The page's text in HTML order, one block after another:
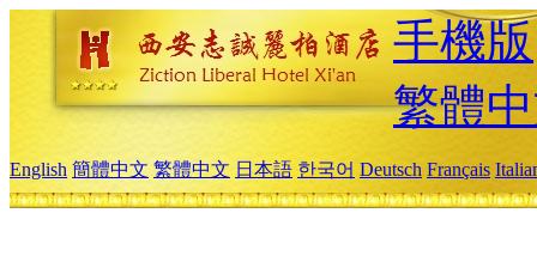
手機版
繁體
English 簡體中文 繁體中文 日本語 한국어 Deutsch Français